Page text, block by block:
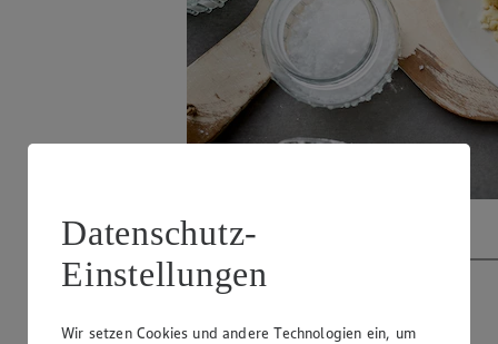
Video abspielen
Datenschutz-
Einstellungen
Wir setzen Cookies und andere Technologien ein, um